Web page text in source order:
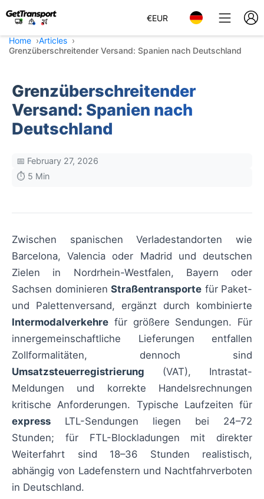
€EUR
Home
Articles
Grenzüberschreitender Versand: Spanien nach Deutschland
Grenzüberschreitender
Versand: Spanien nach
Deutschland
📅 February 27, 2026
⏱️ 5 Min
Zwischen spanischen Verladestandorten wie
Barcelona, Valencia oder Madrid und deutschen
Zielen in Nordrhein-Westfalen, Bayern oder
Sachsen dominieren Straßentransporte für Paket-
und Palettenversand, ergänzt durch kombinierte
Intermodalverkehre für größere Sendungen. Für
innergemeinschaftliche Lieferungen entfallen
Zollformalitäten, dennoch sind
Umsatzsteuerregistrierung (VAT), Intrastat-
Meldungen und korrekte Handelsrechnungen
kritische Anforderungen. Typische Laufzeiten für
express LTL-Sendungen liegen bei 24–72
Stunden; für FTL-Blockladungen mit direkter
Weiterfahrt sind 18–36 Stunden realistisch,
abhängig von Ladefenstern und Nachtfahrverboten
in Deutschland.